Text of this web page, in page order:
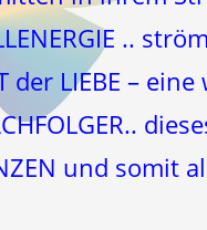
..
LIEBE – eine
und somit